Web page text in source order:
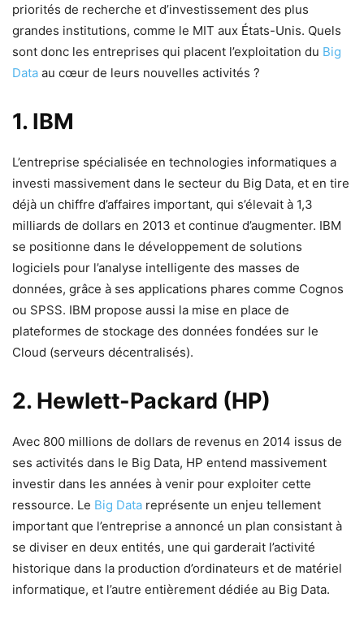
priorités de recherche et d’investissement des plus
grandes institutions, comme le MIT aux États-Unis. Quels
sont donc les entreprises qui placent l’exploitation du Big
Data au cœur de leurs nouvelles activités ?
1. IBM
L’entreprise spécialisée en technologies informatiques a
investi massivement dans le secteur du Big Data, et en tire
déjà un chiffre d’affaires important, qui s’élevait à 1,3
milliards de dollars en 2013 et continue d’augmenter. IBM
se positionne dans le développement de solutions
logiciels pour l’analyse intelligente des masses de
données, grâce à ses applications phares comme Cognos
ou SPSS. IBM propose aussi la mise en place de
plateformes de stockage des données fondées sur le
Cloud (serveurs décentralisés).
2. Hewlett-Packard (HP)
Avec 800 millions de dollars de revenus en 2014 issus de
ses activités dans le Big Data, HP entend massivement
investir dans les années à venir pour exploiter cette
ressource. Le Big Data représente un enjeu tellement
important que l’entreprise a annoncé un plan consistant à
se diviser en deux entités, une qui garderait l’activité
historique dans la production d’ordinateurs et de matériel
informatique, et l’autre entièrement dédiée au Big Data.